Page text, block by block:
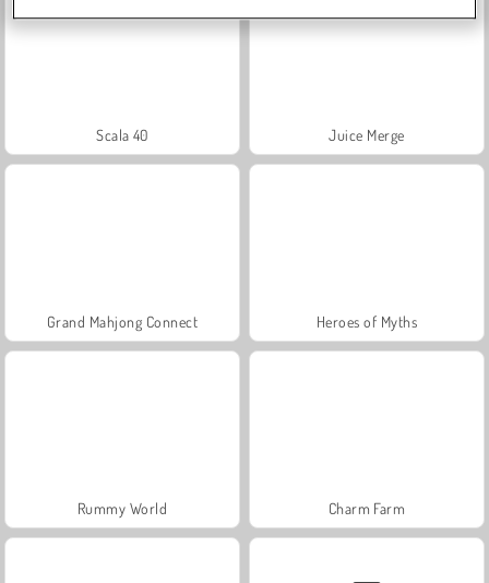
Scala 40 Juice Merge
Grand Mahjong Connect Heroes of Myths
Rummy World Charm Farm